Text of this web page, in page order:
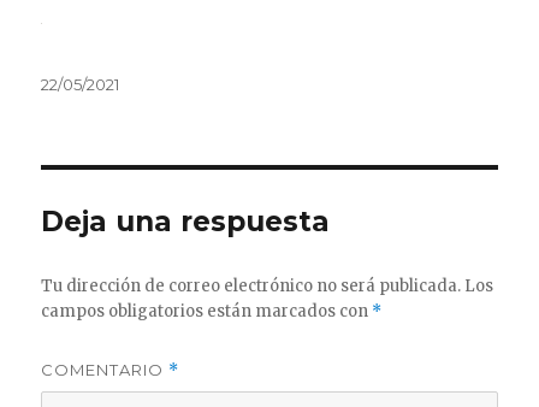
Publicado
22/05/2021
Deja una respuesta
Tu dirección de correo electrónico no será publicada. Los
campos obligatorios están marcados con *
COMENTARIO *